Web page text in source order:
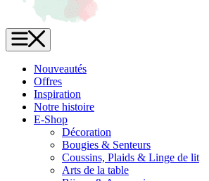
L'Échappée Belle
Menu
Nouveautés
Offres
Inspiration
Notre histoire
E-Shop
Décoration
Bougies & Senteurs
Coussins, Plaids & Linge de lit
Arts de la table